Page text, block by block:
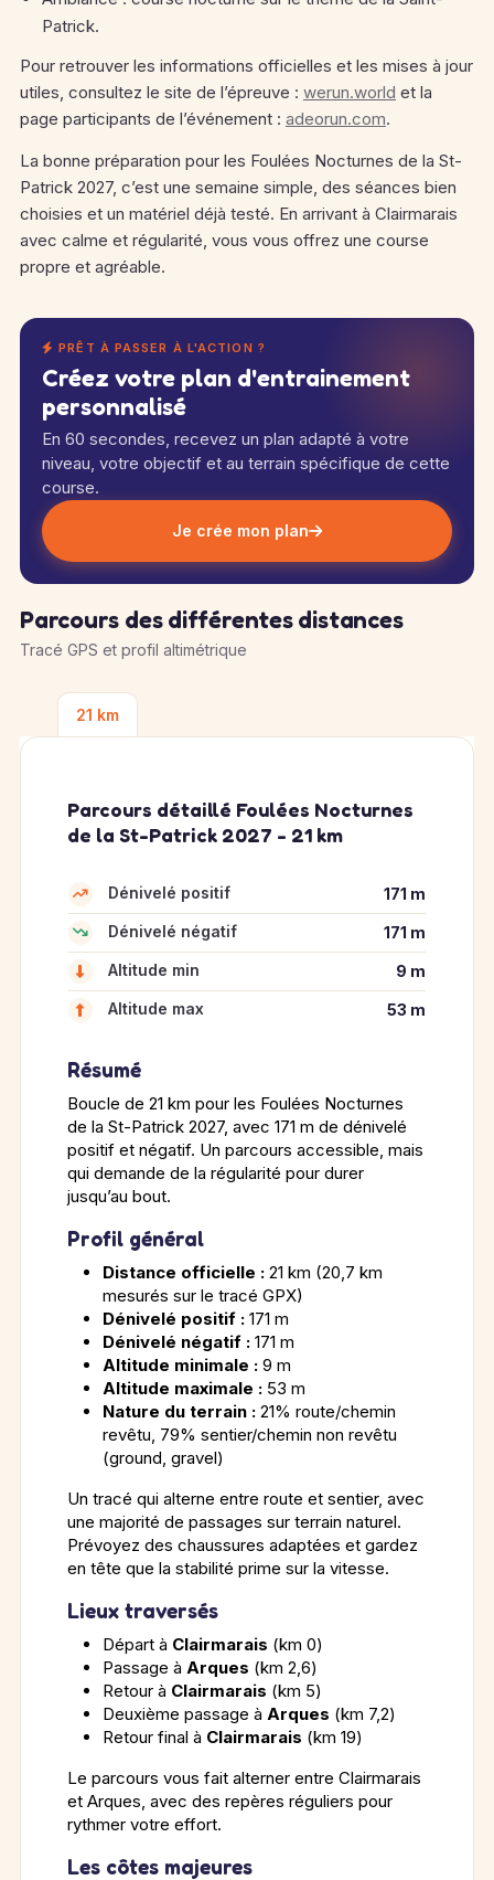
Patrick.
Pour retrouver les informations officielles et les mises à jour
utiles, consultez le site de l’épreuve : werun.world et la
page participants de l’événement : adeorun.com.
La bonne préparation pour les Foulées Nocturnes de la St-
Patrick 2027, c’est une semaine simple, des séances bien
choisies et un matériel déjà testé. En arrivant à Clairmarais
avec calme et régularité, vous vous offrez une course
propre et agréable.
PRÊT À PASSER À L'ACTION ?
Créez votre plan d'entrainement
personnalisé
En 60 secondes, recevez un plan adapté à votre
niveau, votre objectif et au terrain spécifique de cette
course.
Je crée mon plan
Parcours des différentes distances
Tracé GPS et profil altimétrique
21 km
Parcours détaillé Foulées Nocturnes
de la St-Patrick 2027 - 21 km
Dénivelé positif
171 m
Dénivelé négatif
171 m
Altitude min
9 m
Altitude max
53 m
Résumé
Boucle de 21 km pour les Foulées Nocturnes
de la St-Patrick 2027, avec 171 m de dénivelé
positif et négatif. Un parcours accessible, mais
qui demande de la régularité pour durer
jusqu’au bout.
Profil général
Distance officielle : 21 km (20,7 km
mesurés sur le tracé GPX)
Dénivelé positif : 171 m
Dénivelé négatif : 171 m
Altitude minimale : 9 m
Altitude maximale : 53 m
Nature du terrain : 21% route/chemin
revêtu, 79% sentier/chemin non revêtu
(ground, gravel)
Un tracé qui alterne entre route et sentier, avec
une majorité de passages sur terrain naturel.
Prévoyez des chaussures adaptées et gardez
en tête que la stabilité prime sur la vitesse.
Lieux traversés
Départ à Clairmarais (km 0)
Passage à Arques (km 2,6)
Retour à Clairmarais (km 5)
Deuxième passage à Arques (km 7,2)
Retour final à Clairmarais (km 19)
Le parcours vous fait alterner entre Clairmarais
et Arques, avec des repères réguliers pour
rythmer votre effort.
Les côtes majeures